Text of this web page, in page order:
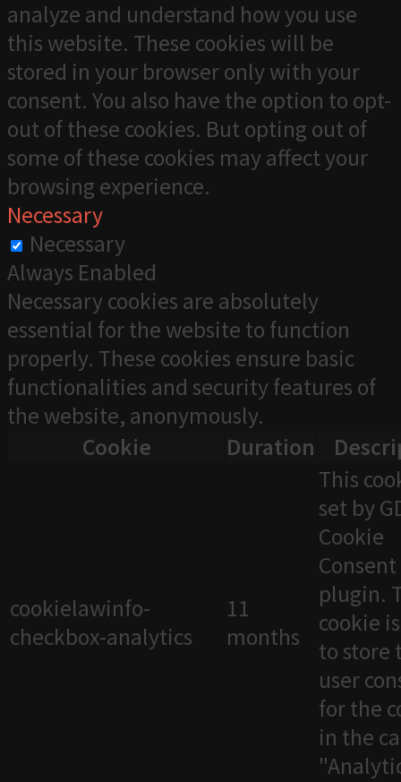
analyze and understand how you use
this website. These cookies will be
stored in your browser only with your
consent. You also have the option to opt-
out of these cookies. But opting out of
some of these cookies may affect your
browsing experience.
Necessary
Necessary
Always Enabled
Necessary cookies are absolutely
essential for the website to function
properly. These cookies ensure basic
functionalities and security features of
the website, anonymously.
Cookie
Duration
cookielawinfo-
checkbox-analytics
11
months
This
set by
Cookie
Consent
plugin.
cookie
to store
user
for the
in the